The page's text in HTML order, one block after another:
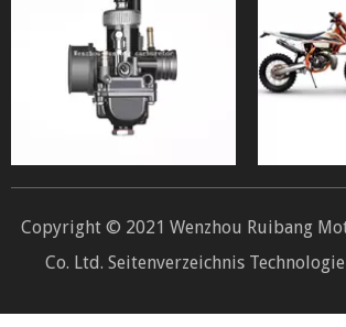
Copyright © 2021 Wenzhou Ruibang
Co. Ltd. Seitenverzeichnis